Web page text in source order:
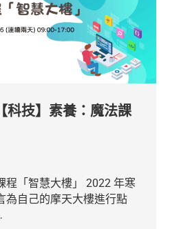
科技】素養：魔法課
程「智慧大樓」 2022 年寒
為自己的摩天大樓進行點